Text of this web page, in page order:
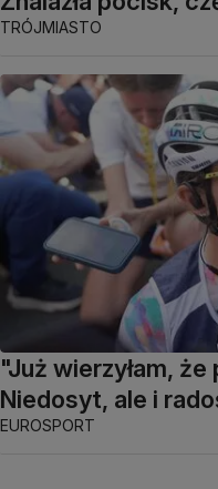
TRÓJMIASTO
"Już wierzyłam,
Niedosyt, ale i
EUROSPORT